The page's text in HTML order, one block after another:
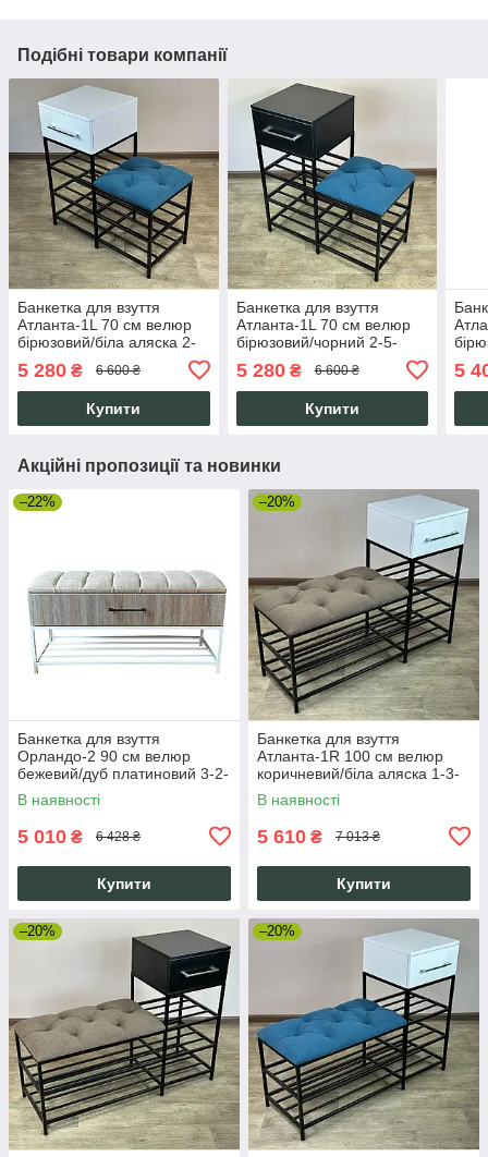
Подібні товари компанії
Банкетка для взуття
Атланта-1L 70 см велюр
бірюзовий/біла аляска 2-
5 280 ₴ 6 600 ₴
Купити
Банкетка для взуття
Атланта-1L 70 см велюр
бірюзовий/чорний 2-5-
5 280₴ 6 600 ₴
Купити
5
Акційні пропозиції та новинки
–22%
Банкетка для взуття
Орландо-2 90 см велюр
бежевий/дуб платиновий 3-2-
9003
В наявності
5 010 ₴ 6 428 ₴
Купити
–20%
Банкетка для взуття
Атланта-1R 100 см велюр
коричневий/біла аляска 1-3-
9005
В наявності
5 610 ₴ 7 013 ₴
Купити
–20% –20%